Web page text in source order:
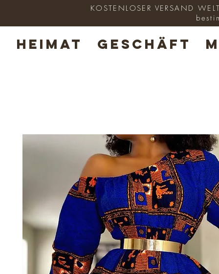
HEIMAT GESCHÄFT
KOSTENLOSER VERSAND